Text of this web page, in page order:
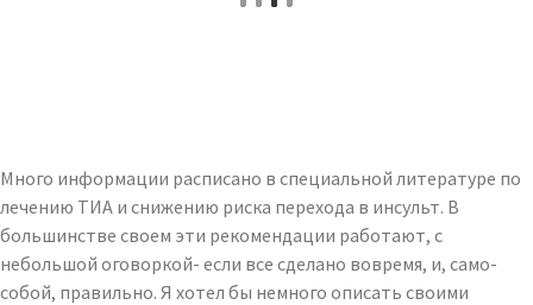
Много информации расписано в специальной литературе по
лечению ТИА и снижению риска перехода в инсульт. В
большинстве своем эти рекомендации работают, с
небольшой оговоркой- если все сделано вовремя, и, само-
собой, правильно. Я хотел бы немного описать своими